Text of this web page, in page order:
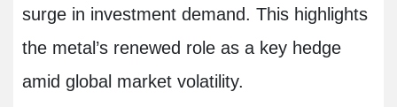
surge in investment demand. This highlights
the metal’s renewed role as a key hedge
amid global market volatility.